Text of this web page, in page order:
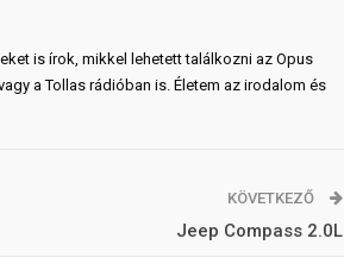
is írok, mikkel lehetett találkozni az Opus
a Tollas rádióban is. Életem az irodalom és
KÖVETKEZŐ
Jeep Compass 2.0L